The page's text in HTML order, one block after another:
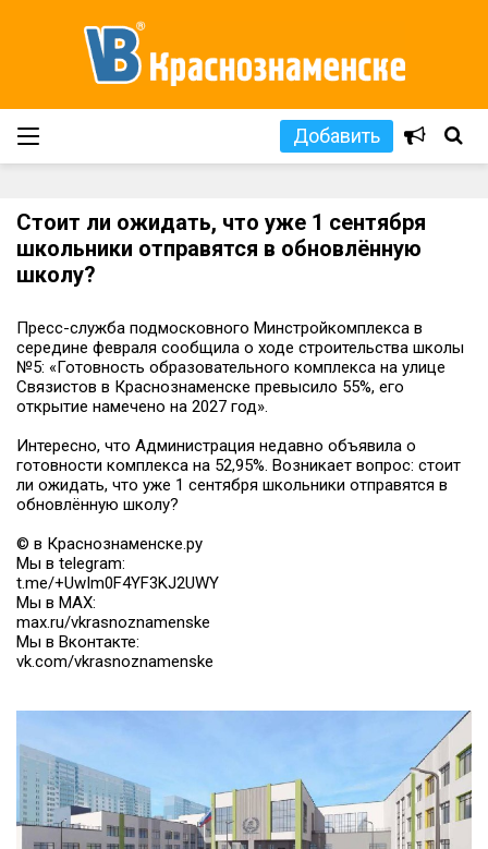
Добавить
Стоит ли ожидать, что уже 1 сентября
школьники отправятся в обновлённую
школу?
Пресс-служба подмосковного Минстройкомплекса в
середине февраля сообщила о ходе строительства школы
№5: «Готовность образовательного комплекса на улице
Связистов в Краснознаменске превысило 55%, его
открытие намечено на 2027 год».
Интересно, что Администрация недавно объявила о
готовности комплекса на 52,95%. Возникает вопрос: стоит
ли ожидать, что уже 1 сентября школьники отправятся в
обновлённую школу?
© в Краснознаменске.ру
Мы в telegram:
t.me/+UwIm0F4YF3KJ2UWY
Мы в MAX:
max.ru/vkrasnoznamenske
Мы в Вконтакте:
vk.com/vkrasnoznamenske